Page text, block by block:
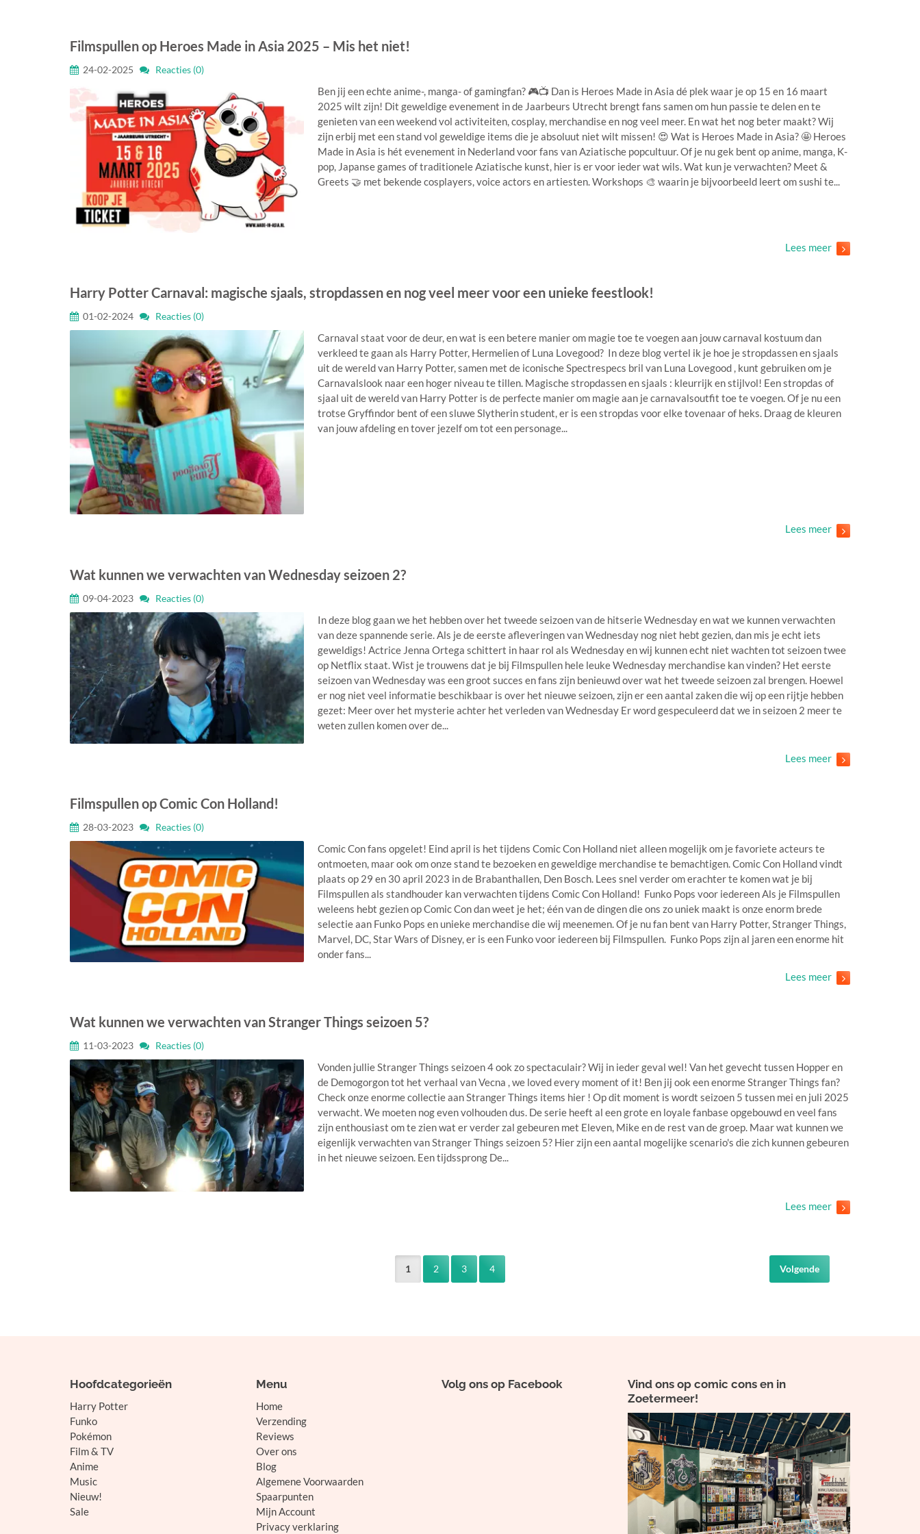
Filmspullen op Heroes Made in Asia 2025 – Mis het niet!
24-02-2025 Reacties (0)
Ben jij een echte anime-, manga- of gamingfan? 🎮📺 Dan is Heroes Made in Asia dé plek waar je op 15 en 16 maart
2025 wilt zijn! Dit geweldige evenement in de Jaarbeurs Utrecht brengt fans samen om hun passie te delen en te
genieten van een weekend vol activiteiten, cosplay, merchandise en nog veel meer. En wat het nog beter maakt? Wij
zijn erbij met een stand vol geweldige items die je absoluut niet wilt missen! 😍 Wat is Heroes Made in Asia? 🤩 Heroes
Made in Asia is hét evenement in Nederland voor fans van Aziatische popcultuur. Of je nu gek bent op anime, manga, K-
pop, Japanse games of traditionele Aziatische kunst, hier is er voor ieder wat wils. Wat kun je verwachten? Meet &
Greets 🤝 met bekende cosplayers, voice actors en artiesten. Workshops 🎨 waarin je bijvoorbeeld leert om sushi te...
Lees meer
Harry Potter Carnaval: magische sjaals, stropdassen en nog veel meer voor een unieke feestlook!
01-02-2024 Reacties (0)
Carnaval staat voor de deur, en wat is een betere manier om magie toe te voegen aan jouw carnaval kostuum dan
verkleed te gaan als Harry Potter, Hermelien of Luna Lovegood? In deze blog vertel ik je hoe je stropdassen en sjaals
uit de wereld van Harry Potter, samen met de iconische Spectrespecs bril van Luna Lovegood , kunt gebruiken om je
Carnavalslook naar een hoger niveau te tillen. Magische stropdassen en sjaals : kleurrijk en stijlvol! Een stropdas of
sjaal uit de wereld van Harry Potter is de perfecte manier om magie aan je carnavalsoutfit toe te voegen. Of je nu een
trotse Gryffindor bent of een sluwe Slytherin student, er is een stropdas voor elke tovenaar of heks. Draag de kleuren
van jouw afdeling en tover jezelf om tot een personage...
Lees meer
Wat kunnen we verwachten van Wednesday seizoen 2?
09-04-2023 Reacties (0)
In deze blog gaan we het hebben over het tweede seizoen van de hitserie Wednesday en wat we kunnen verwachten
van deze spannende serie. Als je de eerste afleveringen van Wednesday nog niet hebt gezien, dan mis je echt iets
geweldigs! Actrice Jenna Ortega schittert in haar rol als Wednesday en wij kunnen echt niet wachten tot seizoen twee
op Netflix staat. Wist je trouwens dat je bij Filmspullen hele leuke Wednesday merchandise kan vinden? Het eerste
seizoen van Wednesday was een groot succes en fans zijn benieuwd over wat het tweede seizoen zal brengen. Hoewel
er nog niet veel informatie beschikbaar is over het nieuwe seizoen, zijn er een aantal zaken die wij op een rijtje hebben
gezet: Meer over het mysterie achter het verleden van Wednesday Er word gespeculeerd dat we in seizoen 2 meer te
weten zullen komen over de...
Lees meer
Filmspullen op Comic Con Holland!
28-03-2023 Reacties (0)
Comic Con fans opgelet! Eind april is het tijdens Comic Con Holland niet alleen mogelijk om je favoriete acteurs te
ontmoeten, maar ook om onze stand te bezoeken en geweldige merchandise te bemachtigen. Comic Con Holland vindt
plaats op 29 en 30 april 2023 in de Brabanthallen, Den Bosch. Lees snel verder om erachter te komen wat je bij
Filmspullen als standhouder kan verwachten tijdens Comic Con Holland! Funko Pops voor iedereen Als je Filmspullen
weleens hebt gezien op Comic Con dan weet je het; één van de dingen die ons zo uniek maakt is onze enorm brede
selectie aan Funko Pops en unieke merchandise die wij meenemen. Of je nu fan bent van Harry Potter, Stranger Things,
Marvel, DC, Star Wars of Disney, er is een Funko voor iedereen bij Filmspullen. Funko Pops zijn al jaren een enorme hit
onder fans...
Lees meer
Wat kunnen we verwachten van Stranger Things seizoen 5?
11-03-2023 Reacties (0)
Vonden jullie Stranger Things seizoen 4 ook zo spectaculair? Wij in ieder geval wel! Van het gevecht tussen Hopper en
de Demogorgon tot het verhaal van Vecna , we loved every moment of it! Ben jij ook een enorme Stranger Things fan?
Check onze enorme collectie aan Stranger Things items hier ! Op dit moment is wordt seizoen 5 tussen mei en juli 2025
verwacht. We moeten nog even volhouden dus. De serie heeft al een grote en loyale fanbase opgebouwd en veel fans
zijn enthousiast om te zien wat er verder zal gebeuren met Eleven, Mike en de rest van de groep. Maar wat kunnen we
eigenlijk verwachten van Stranger Things seizoen 5? Hier zijn een aantal mogelijke scenario's die zich kunnen gebeuren
in het nieuwe seizoen. Een tijdssprong De...
Lees meer
1 2 3 4 Volgende
Hoofdcategorieën
Harry Potter
Funko
Pokémon
Film & TV
Anime
Music
Nieuw!
Sale
Menu
Home
Verzending
Reviews
Over ons
Blog
Algemene Voorwaarden
Spaarpunten
Mijn Account
Privacy verklaring
Vind ons op comic cons en in
Zoetermeer!
Volg ons op Facebook